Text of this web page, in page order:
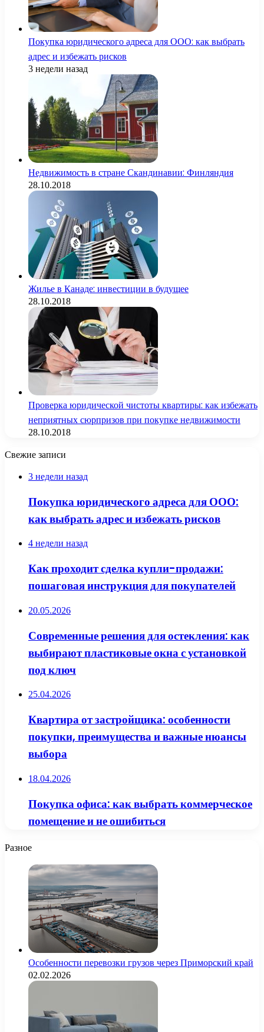
Покупка юридического адреса для ООО: как выбрать
адрес и избежать рисков
3 недели назад
Недвижимость в стране Скандинавии: Финляндия
28.10.2018
Жилье в Канаде: инвестиции в будущее
28.10.2018
Проверка юридической чистоты квартиры: как избежать
неприятных сюрпризов при покупке недвижимости
28.10.2018
Свежие записи
3 недели назад
Покупка юридического адреса для ООО:
как выбрать адрес и избежать рисков
4 недели назад
Как проходит сделка купли-продажи:
пошаговая инструкция для покупателей
20.05.2026
Современные решения для остекления: как
выбирают пластиковые окна с установкой
под ключ
25.04.2026
Квартира от застройщика: особенности
покупки, преимущества и важные нюансы
выбора
18.04.2026
Покупка офиса: как выбрать коммерческое
помещение и не ошибиться
Разное
Особенности перевозки грузов через Приморский край
02.02.2026